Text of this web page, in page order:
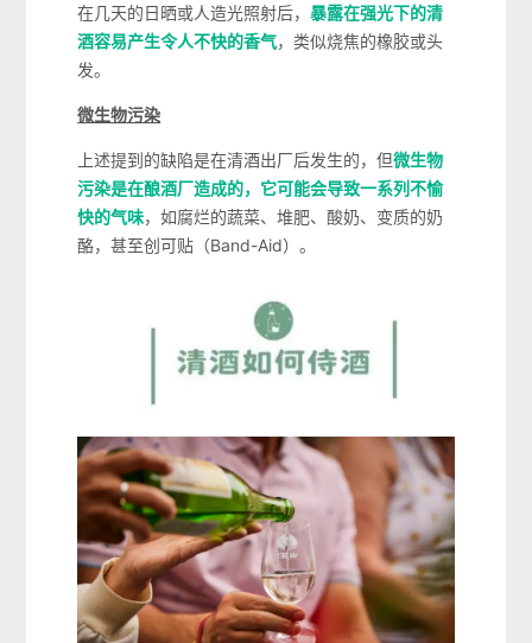
在几天的日晒或人造光照射后，暴露在强光下的清
酒容易产生令人不快的香气，类似烧焦的橡胶或头
发。
微生物污染
上述提到的缺陷是在清酒出厂后发生的，但微生物
污染是在酿酒厂造成的，它可能会导致一系列不愉
快的气味，如腐烂的蔬菜、堆肥、酸奶、变质的奶
酪，甚至创可贴（Band-Aid）。